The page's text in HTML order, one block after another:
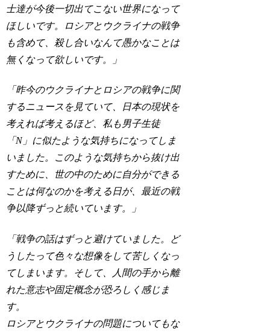
士達が今後一切出てこない世界になって
ほしいです。ロシアとウクライナの戦争
も含めて、殺し合いなんて愚かなことは
無くなって欲しいです。」
「昨今のウクライナとロシアの戦争に関
するニュースを見ていて、日本の現状を
考えれば考えるほど、私も男子生徒
「N」に似たような気持ちになってしま
いました。このような気持ちから抜け出
すために、世の中のために自分ができる
ことは何なのかを考える日が、最近の戦
争以降ずっと続いています。」
「戦争の話はずっと避けていました。ど
うしたって色々な想像をして苦しくなっ
てしまいます。そして、人間の手から離
れた意志や固定概念が恐ろしく感じま
す。
ロシアとウクライナの問題についてもな